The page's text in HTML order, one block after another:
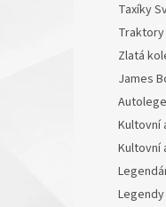
Taxíky
Traktory
Zlatá
James
Kultovní
Kultovní
Legendy